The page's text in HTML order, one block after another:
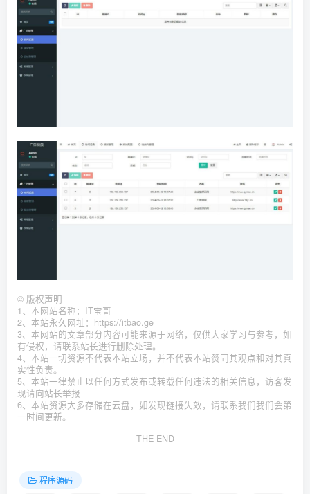
© 版权声明
1、本网站名称：IT宝哥
2、本站永久网址：https://itbao.ge
3、本网站的文章部分内容可能来源于网络，仅供大家学习与参考，如
有侵权，请联系站长进行删除处理。
4、本站一切资源不代表本站立场，并不代表本站赞同其观点和对其真
实性负责。
5、本站一律禁止以任何方式发布或转载任何违法的相关信息，访客发
现请向站长举报
6、本站资源大多存储在云盘，如发现链接失效，请联系我们我们会第
一时间更新。
THE END
程序源码